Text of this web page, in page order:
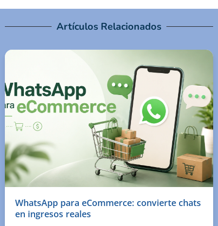
Artículos Relacionados
WhatsApp para eCommerce: convierte chats
en ingresos reales